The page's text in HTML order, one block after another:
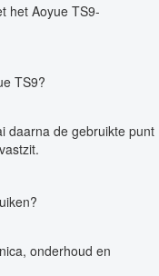
het Aoyue TS9-
TS9?
daarna de gebruikte punt
onderhoud en